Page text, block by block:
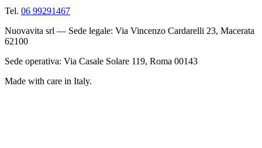
Tel. 06 99291467
Nuovavita srl — Sede legale: Via Vincenzo Cardarelli 23, Macerata
62100
Sede operativa: Via Casale Solare 119, Roma 00143
Made with care in Italy.